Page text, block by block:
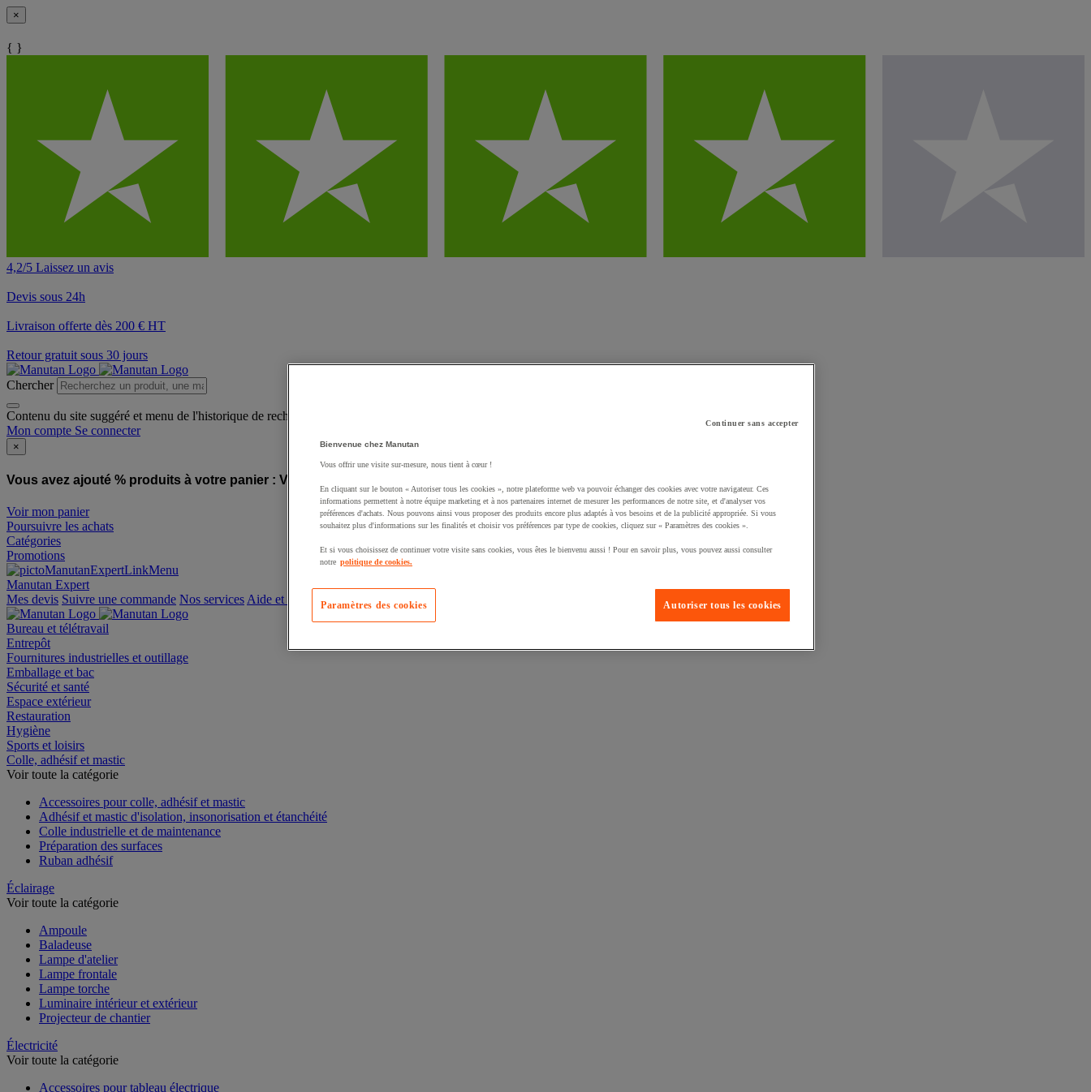
×
{ }
4,2/5 Laissez un avis
Devis sous 24h
Livraison offerte dès 200 € HT
Retour gratuit sous 30 jours
Chercher
Contenu du site suggéré et menu de l'historique de recherche
Mon compte Se connecter
×
Vous avez ajouté % produits à votre panier : Vous avez ajouté un produit à votre panier :
Voir mon panier
Poursuivre les achats
Catégories
Promotions
Manutan Expert
offre reconditionnée
Mes devis Suivre une commande Nos services Aide et contact
Bureau et télétravail
Entrepôt
Fournitures industrielles et outillage
Emballage et bac
Sécurité et santé
Espace extérieur
Restauration
Hygiène
Sports et loisirs
Colle, adhésif et mastic
Accessoires pour colle, adhésif et mastic
Adhésif et mastic d'isolation, insonorisation et étanchéité
Colle industrielle et de maintenance
Préparation des surfaces
Éclairage
Ampoule
Baladeuse
Lampe d'atelier
Lampe frontale
Lampe torche
Luminaire intérieur et extérieur
Électricité
Continuer sans accepter
Bienvenue chez Manutan
Vous offrir une visite sur-mesure, nous tient à cœur !
En cliquant sur le bouton « Autoriser tous les cookies », notre plateforme web va pouvoir échanger des cookies avec votre navigateur. Ces
informations permettent à notre équipe marketing et à nos partenaires internet de mesurer les performances de notre site, et d'analyser vos
préférences d'achats. Nous pouvons ainsi vous proposer des produits encore plus adaptés à vos besoins et de la publicité appropriée. Si vous
souhaitez plus d'informations sur les finalités et choisir vos préférences par type de cookies, cliquez sur « Paramètres des cookies ».
Et si vous choisissez de continuer votre visite sans cookies, vous êtes le bienvenu aussi ! Pour en savoir plus, vous pouvez aussi consulter
notre politique de cookies.
Autoriser tous les cookies
Paramètres des cookies